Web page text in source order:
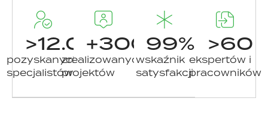
pozyskanych
specjalistów
>12.000
zrealizowanych
projektów
+300
wskaźnik
satysfakcji
99%
ekspertów i
pracowników
>60